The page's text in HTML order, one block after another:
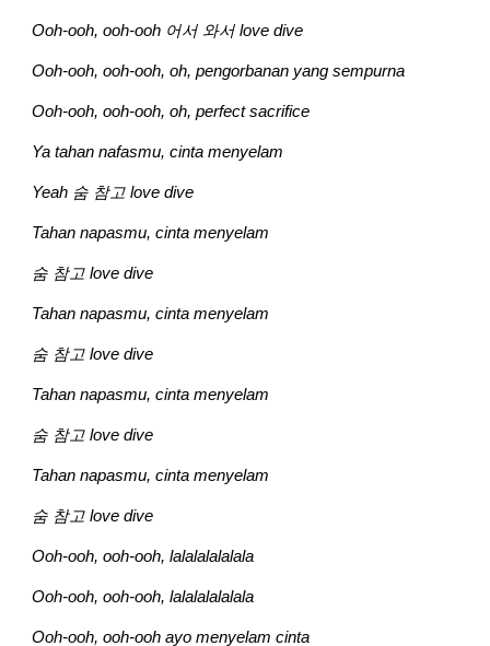
Ooh-ooh, ooh-ooh 어서 와서 love dive
Ooh-ooh, ooh-ooh, oh, pengorbanan yang sempurna
Ooh-ooh, ooh-ooh, oh, perfect sacrifice
Ya tahan nafasmu, cinta menyelam
Yeah 숨 참고 love dive
Tahan napasmu, cinta menyelam
숨 참고 love dive
Tahan napasmu, cinta menyelam
숨 참고 love dive
Tahan napasmu, cinta menyelam
숨 참고 love dive
Tahan napasmu, cinta menyelam
숨 참고 love dive
Ooh-ooh, ooh-ooh, lalalalalalala
Ooh-ooh, ooh-ooh, lalalalalalala
Ooh-ooh, ooh-ooh ayo menyelam cinta